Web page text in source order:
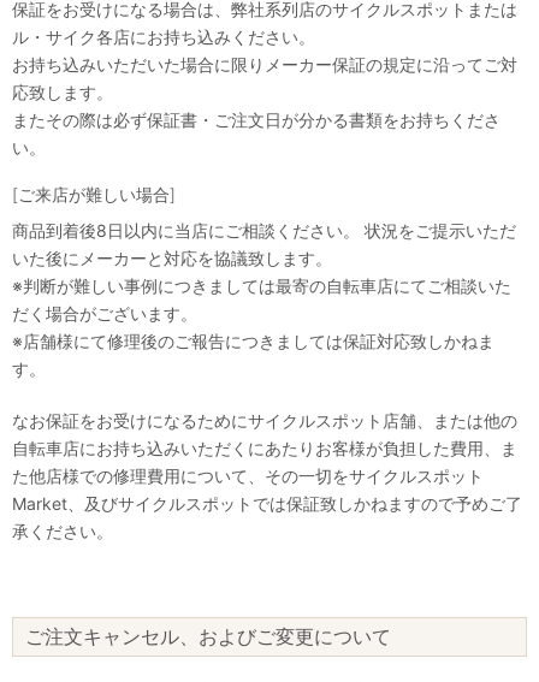
保証をお受けになる場合は、弊社系列店のサイクルスポットまたは
ル・サイク各店にお持ち込みください。
お持ち込みいただいた場合に限りメーカー保証の規定に沿ってご対
応致します。
またその際は必ず保証書・ご注文日が分かる書類をお持ちくださ
い。
[ご来店が難しい場合]
商品到着後8日以内に当店にご相談ください。 状況をご提示いただ
いた後にメーカーと対応を協議致します。
※判断が難しい事例につきましては最寄の自転車店にてご相談いた
だく場合がございます。
※店舗様にて修理後のご報告につきましては保証対応致しかねま
す。
なお保証をお受けになるためにサイクルスポット店舗、または他の
自転車店にお持ち込みいただくにあたりお客様が負担した費用、ま
た他店様での修理費用について、その一切をサイクルスポット
Market、及びサイクルスポットでは保証致しかねますので予めご了
承ください。
ご注文キャンセル、およびご変更について